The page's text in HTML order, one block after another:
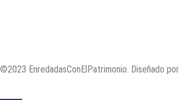
©2023 EnredadasConElPatrimonio. Diseñado por